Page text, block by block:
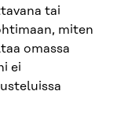
tai
miten
omassa
ei